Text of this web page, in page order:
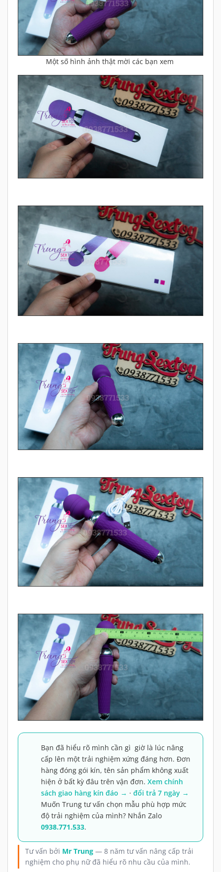
Một số hình ảnh thật mời các bạn xem
Bạn đã hiểu rõ mình cần gì giờ là lúc nâng
cấp lên một trải nghiệm xứng đáng hơn. Đơn
hàng đóng gói kín, tên sản phẩm không xuất
hiện ở bất kỳ đâu trên vận đơn. Xem chính
sách giao hàng kín đáo → · đổi trả 7 ngày →
Muốn Trung tư vấn chọn mẫu phù hợp mức
độ trải nghiệm của mình? Nhắn Zalo
0938.771.533.
Tư vấn bởi Mr Trung — 8 năm tư vấn nâng cấp trải
nghiệm cho phụ nữ đã hiểu rõ nhu cầu của mình.